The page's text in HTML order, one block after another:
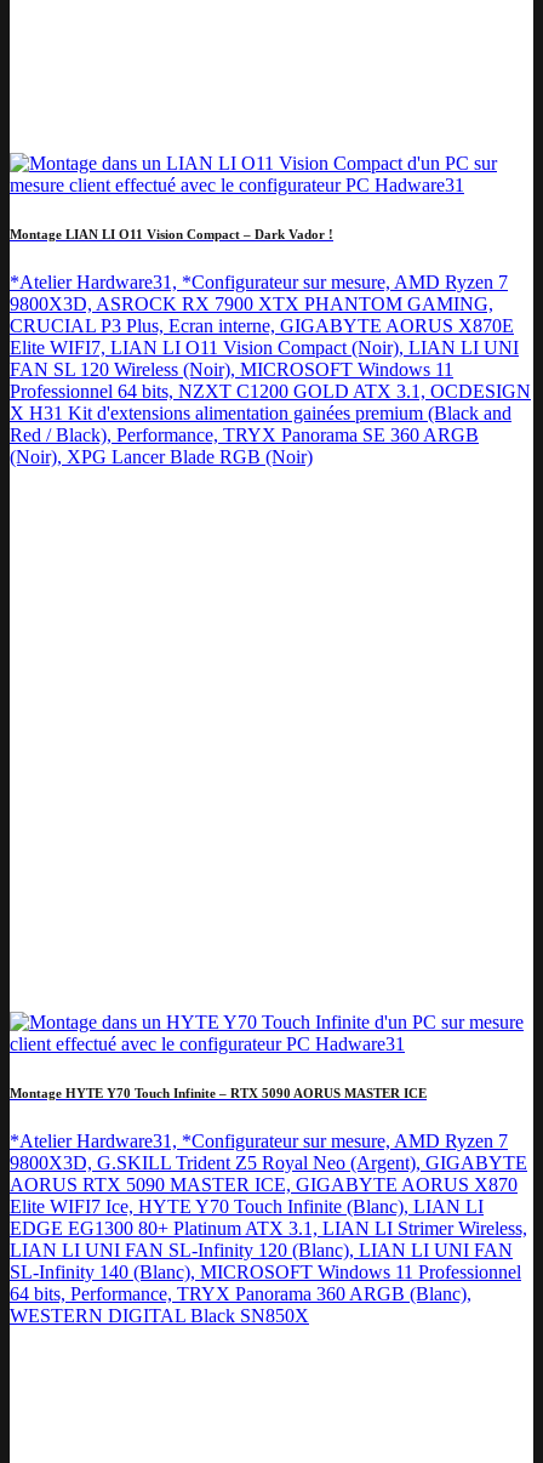
Montage LIAN LI O11 Vision Compact – Dark Vador !
*Atelier Hardware31, *Configurateur sur mesure, AMD Ryzen 7
9800X3D, ASROCK RX 7900 XTX PHANTOM GAMING,
CRUCIAL P3 Plus, Ecran interne, GIGABYTE AORUS X870E
Elite WIFI7, LIAN LI O11 Vision Compact (Noir), LIAN LI UNI
FAN SL 120 Wireless (Noir), MICROSOFT Windows 11
Professionnel 64 bits, NZXT C1200 GOLD ATX 3.1, OCDESIGN
X H31 Kit d'extensions alimentation gainées premium (Black and
Red / Black), Performance, TRYX Panorama SE 360 ARGB
(Noir), XPG Lancer Blade RGB (Noir)
Montage HYTE Y70 Touch Infinite – RTX 5090 AORUS MASTER ICE
*Atelier Hardware31, *Configurateur sur mesure, AMD Ryzen 7
9800X3D, G.SKILL Trident Z5 Royal Neo (Argent), GIGABYTE
AORUS RTX 5090 MASTER ICE, GIGABYTE AORUS X870
Elite WIFI7 Ice, HYTE Y70 Touch Infinite (Blanc), LIAN LI
EDGE EG1300 80+ Platinum ATX 3.1, LIAN LI Strimer Wireless,
LIAN LI UNI FAN SL-Infinity 120 (Blanc), LIAN LI UNI FAN
SL-Infinity 140 (Blanc), MICROSOFT Windows 11 Professionnel
64 bits, Performance, TRYX Panorama 360 ARGB (Blanc),
WESTERN DIGITAL Black SN850X